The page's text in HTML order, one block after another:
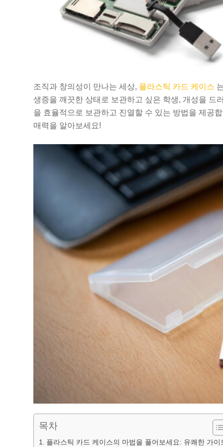
조직과 창의성이 만나는 세상, 플라스틱 카드 케이스
생증을 깨끗한 상태로 보관하고 싶은 학생, 개성을 드
을 효율적으로 보관하고 진열할 수 있는 방법을 제공
매력을 알아보세요!
목차
플라스틱 카드 케이스의 마법을 풀어보세요: 유쾌한 가이